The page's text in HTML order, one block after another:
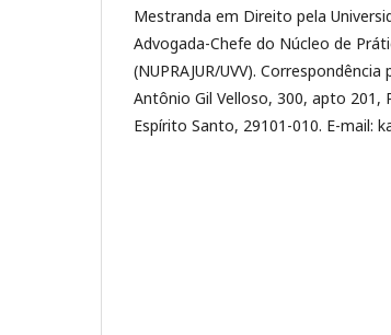
Mestranda em Direito pela
Advogada-Chefe do Núcleo de
(NUPRAJUR/UVV).
Antônio Gil Velloso, 300, apto 201,
Espírito Santo, 29101-010. E-mail: